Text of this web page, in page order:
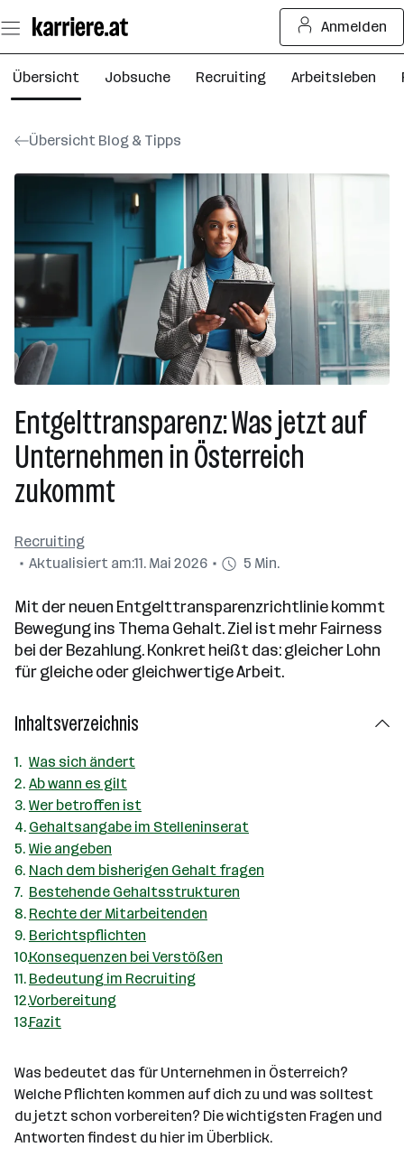
Seiteninhalt
springen
Anmelden
Übersicht Jobsuche Recruiting Arbeitsleben
Übersicht Blog & Tipps
Inhaltsverzeichnis
Was sich ändert
Ab wann es gilt
Wer betroffen ist
Gehaltsangabe im Stelleninserat
Wie angeben
Nach dem bisherigen Gehalt fragen
Bestehende Gehaltsstrukturen
Rechte der Mitarbeitenden
Berichtspflichten
Konsequenzen bei Verstößen
Bedeutung im Recruiting
Vorbereitung
Fazit
Entgelttransparenz: Was jetzt auf
Unternehmen in Österreich
zukommt
Recruiting
Aktualisiert am:11. Mai 2026 5 Min.
Mit der neuen Entgelttransparenzrichtlinie kommt
Bewegung ins Thema Gehalt. Ziel ist mehr Fairness
bei der Bezahlung. Konkret heißt das: gleicher Lohn
für gleiche oder gleichwertige Arbeit.
Was bedeutet das für Unternehmen in Österreich?
Welche Pflichten kommen auf dich zu und was solltest
du jetzt schon vorbereiten? Die wichtigsten Fragen und
Antworten findest du hier im Überblick.